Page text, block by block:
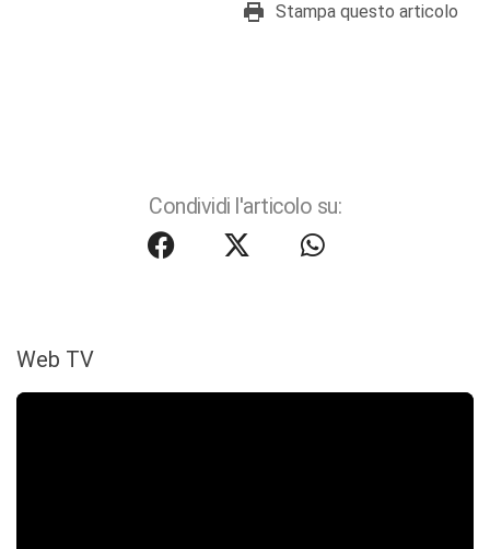
Stampa questo articolo
Condividi l'articolo su:
Web TV